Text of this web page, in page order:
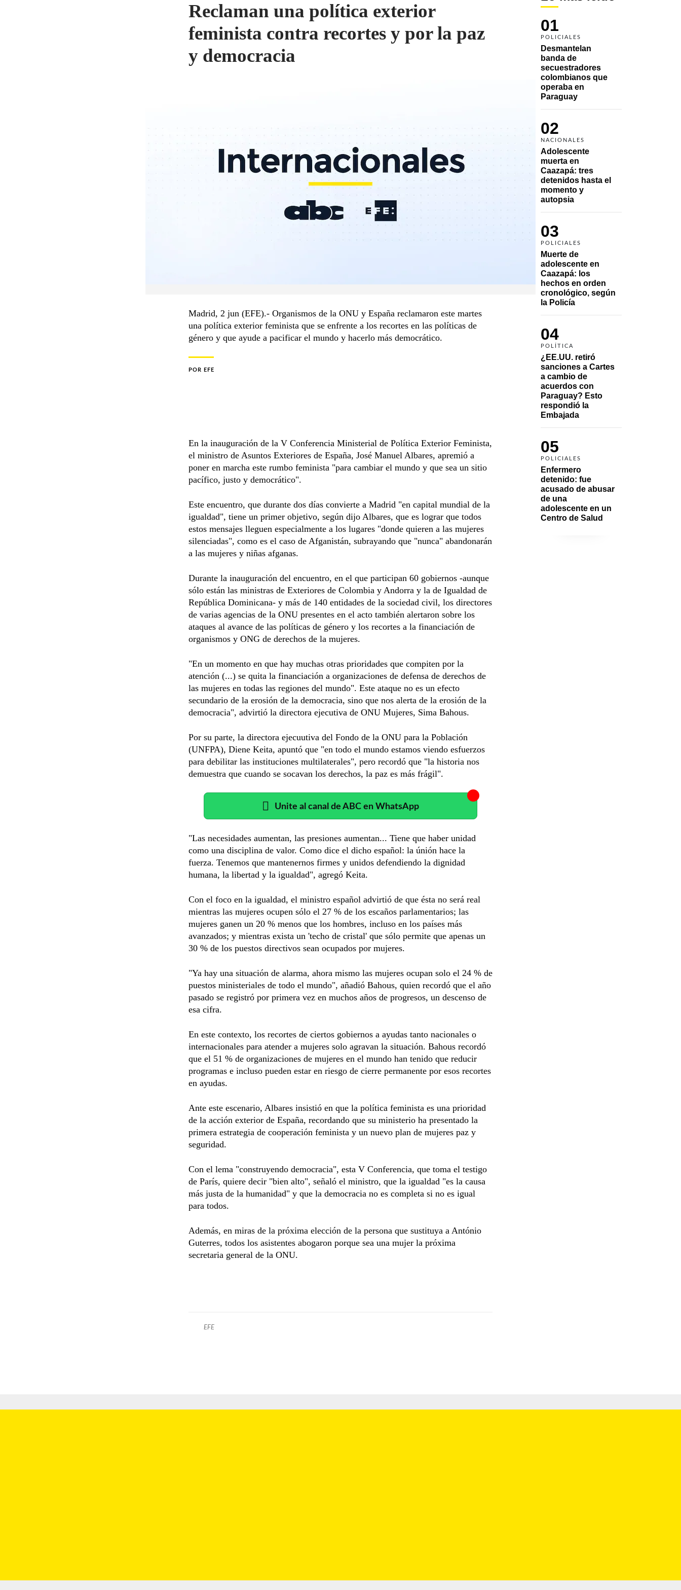
01
POLICIALES
Desmantelan
banda de
secuestradores
colombianos que
operaba en
Paraguay
02
NACIONALES
Adolescente
muerta en
Caazapá: tres
detenidos hasta el
momento y
autopsia
03
POLICIALES
Muerte de
adolescente en
Caazapá: los
hechos en orden
cronológico, según
la Policía
04
POLÍTICA
¿EE.UU. retiró
sanciones a Cartes
a cambio de
acuerdos con
Paraguay? Esto
respondió la
Embajada
05
POLICIALES
Enfermero
detenido: fue
acusado de abusar
de una
adolescente en un
Centro de Salud
Reclaman una política exterior
feminista contra recortes y por la paz
y democracia
Madrid, 2 jun (EFE).- Organismos de la ONU y España reclamaron este martes
una política exterior feminista que se enfrente a los recortes en las políticas de
género y que ayude a pacificar el mundo y hacerlo más democrático.
POR EFE
En la inauguración de la V Conferencia Ministerial de Política Exterior Feminista,
el ministro de Asuntos Exteriores de España, José Manuel Albares, apremió a
poner en marcha este rumbo feminista "para cambiar el mundo y que sea un sitio
pacífico, justo y democrático".
Este encuentro, que durante dos días convierte a Madrid "en capital mundial de la
igualdad", tiene un primer objetivo, según dijo Albares, que es lograr que todos
estos mensajes lleguen especialmente a los lugares "donde quieren a las mujeres
silenciadas", como es el caso de Afganistán, subrayando que "nunca" abandonarán
a las mujeres y niñas afganas.
Durante la inauguración del encuentro, en el que participan 60 gobiernos -aunque
sólo están las ministras de Exteriores de Colombia y Andorra y la de Igualdad de
República Dominicana- y más de 140 entidades de la sociedad civil, los directores
de varias agencias de la ONU presentes en el acto también alertaron sobre los
ataques al avance de las políticas de género y los recortes a la financiación de
organismos y ONG de derechos de la mujeres.
"En un momento en que hay muchas otras prioridades que compiten por la
atención (...) se quita la financiación a organizaciones de defensa de derechos de
las mujeres en todas las regiones del mundo". Este ataque no es un efecto
secundario de la erosión de la democracia, sino que nos alerta de la erosión de la
democracia", advirtió la directora ejecutiva de ONU Mujeres, Sima Bahous.
Por su parte, la directora ejecuutiva del Fondo de la ONU para la Población
(UNFPA), Diene Keita, apuntó que "en todo el mundo estamos viendo esfuerzos
para debilitar las instituciones multilaterales", pero recordó que "la historia nos
demuestra que cuando se socavan los derechos, la paz es más frágil".
Unite al canal de ABC en WhatsApp
"Las necesidades aumentan, las presiones aumentan... Tiene que haber unidad
como una disciplina de valor. Como dice el dicho español: la únión hace la
fuerza. Tenemos que mantenernos firmes y unidos defendiendo la dignidad
humana, la libertad y la igualdad", agregó Keita.
Con el foco en la igualdad, el ministro español advirtió de que ésta no será real
mientras las mujeres ocupen sólo el 27 % de los escaños parlamentarios; las
mujeres ganen un 20 % menos que los hombres, incluso en los países más
avanzados; y mientras exista un 'techo de cristal' que sólo permite que apenas un
30 % de los puestos directivos sean ocupados por mujeres.
"Ya hay una situación de alarma, ahora mismo las mujeres ocupan solo el 24 % de
puestos ministeriales de todo el mundo", añadió Bahous, quien recordó que el año
pasado se registró por primera vez en muchos años de progresos, un descenso de
esa cifra.
En este contexto, los recortes de ciertos gobiernos a ayudas tanto nacionales o
internacionales para atender a mujeres solo agravan la situación. Bahous recordó
que el 51 % de organizaciones de mujeres en el mundo han tenido que reducir
programas e incluso pueden estar en riesgo de cierre permanente por esos recortes
en ayudas.
Ante este escenario, Albares insistió en que la política feminista es una prioridad
de la acción exterior de España, recordando que su ministerio ha presentado la
primera estrategia de cooperación feminista y un nuevo plan de mujeres paz y
seguridad.
Con el lema "construyendo democracia", esta V Conferencia, que toma el testigo
de París, quiere decir "bien alto", señaló el ministro, que la igualdad "es la causa
más justa de la humanidad" y que la democracia no es completa si no es igual
para todos.
Además, en miras de la próxima elección de la persona que sustituya a António
Guterres, todos los asistentes abogaron porque sea una mujer la próxima
secretaria general de la ONU.
EFE